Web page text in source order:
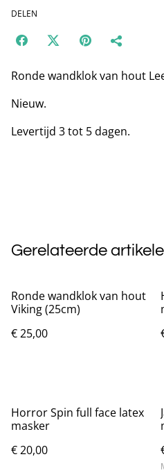
DELEN
Ronde wandklok van hout
Nieuw.
Levertijd 3 tot 5 dagen.
Gerelateerde
Ronde wandklok van hout
Viking (25cm)
€ 25,00
Horror Spin full face latex
masker
€ 20,00